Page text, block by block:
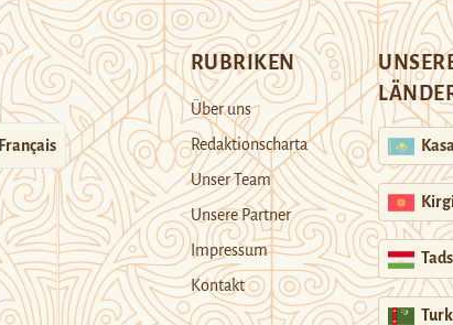
Français
RUBRIKEN
Über uns
Redaktionscharta
Unser Team
Unsere Partner
Impressum
Kontakt